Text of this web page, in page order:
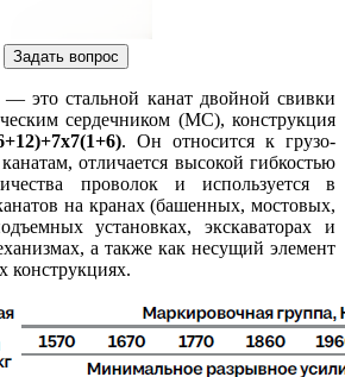
Задать вопрос
это стальной канат двойной свивки
сердечником (МС), конструкция
. Он относится к грузо-
отличается высокой гибкостью
проволок и используется в
на кранах (башенных, мостовых,
установках, экскаваторах и
а также как несущий элемент
конструкциях.